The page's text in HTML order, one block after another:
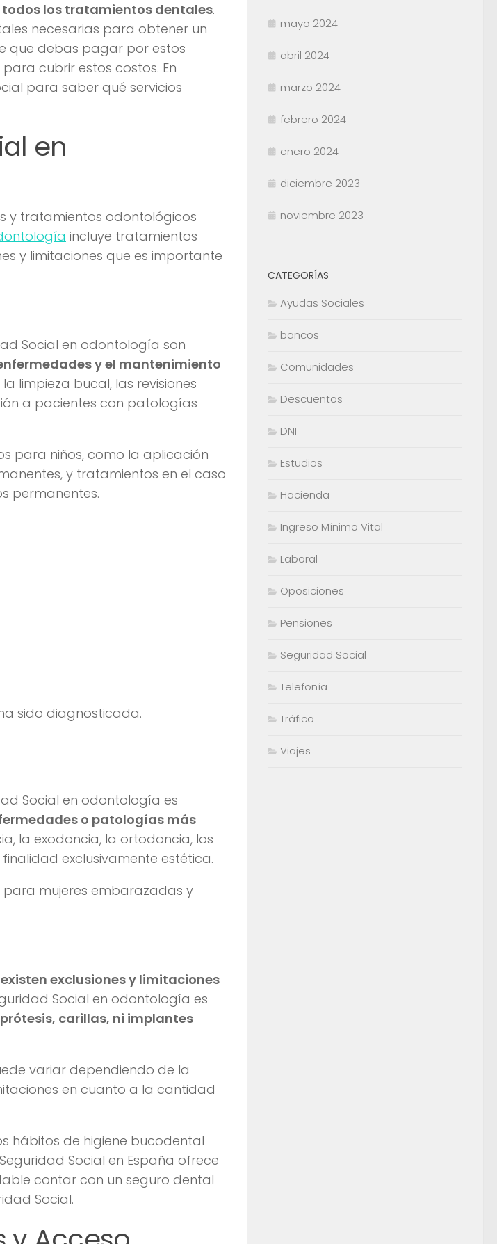
todos los tratamientos dentales.
necesarias para obtener un
que debas pagar por estos
cubrir estos costos. En
para saber qué servicios
en
y tratamientos odontológicos
incluye tratamientos
y limitaciones que es importante
Social en odontología son
y el mantenimiento
limpieza bucal, las revisiones
a pacientes con patologías
para niños, como la aplicación
y tratamientos en el caso
permanentes.
sido diagnosticada.
Social en odontología es
o patologías más
la exodoncia, la ortodoncia, los
exclusivamente estética.
mujeres embarazadas y
existen exclusiones y limitaciones
Social en odontología es
carillas, ni implantes
variar dependiendo de la
en cuanto a la cantidad
hábitos de higiene bucodental
Social en España ofrece
contar con un seguro dental
Social.
mayo 2024
abril 2024
marzo 2024
febrero 2024
enero 2024
diciembre 2023
noviembre 2023
CATEGORÍAS
Ayudas Sociales
bancos
Comunidades
Descuentos
DNI
Estudios
Hacienda
Ingreso Mínimo Vital
Laboral
Oposiciones
Pensiones
Seguridad Social
Telefonía
Tráfico
Viajes